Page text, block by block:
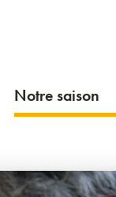
Notre saison